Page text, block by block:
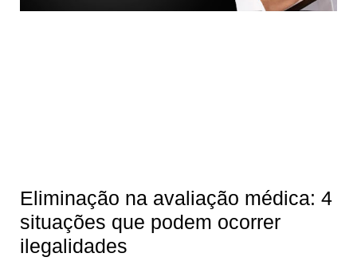
Eliminação na avaliação médica: 4
situações que podem ocorrer
ilegalidades